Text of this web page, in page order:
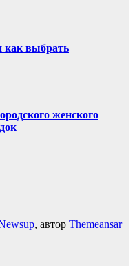
как выбрать
женского
, автор Themeansar